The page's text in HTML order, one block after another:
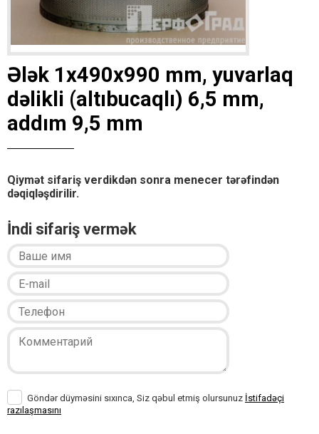
Ələk 1x490x990 mm, yuvarlaq
dəlikli (altıbucaqlı) 6,5 mm,
addım 9,5 mm
Qiymət sifariş verdikdən sonra menecer tərəfindən
dəqiqləşdirilir.
İndi sifariş vermək
Göndər düyməsini sıxınca, Siz qəbul etmiş olursunuz İstifadəçi
razılaşmasını